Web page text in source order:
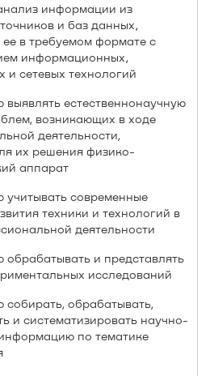
информации из
и баз данных,
ее в требуемом формате с
информационных,
и сетевых технологий
выявлять естественнонаучную
возникающих в ходе
деятельности,
их решения физико-
аппарат
учитывать современные
техники и технологий в
деятельности
обрабатывать и представлять
исследований
собирать, обрабатывать,
и систематизировать научно-
по тематике